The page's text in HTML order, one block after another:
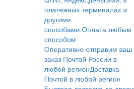
платежных терминалах и
другими
способами.Оплата любым
способом
Оперативно отправим ваш
заказ Почтой России в
любой регионДоставка
Почтой в любой регион